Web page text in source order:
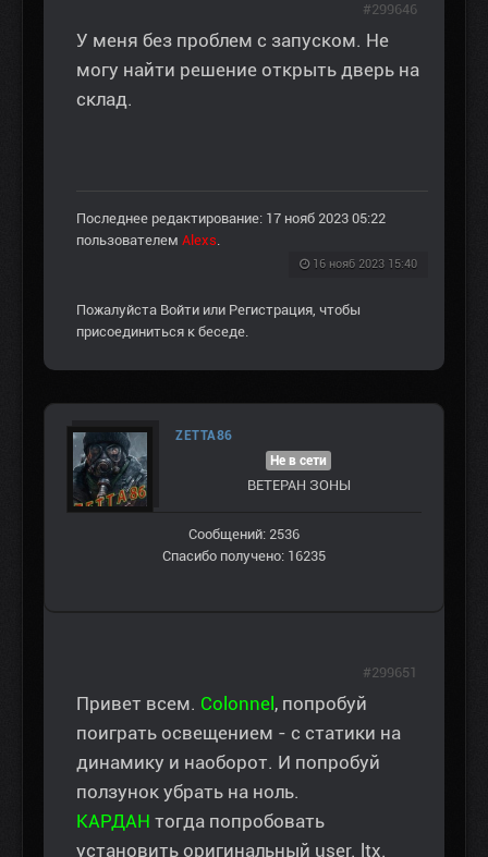
У меня без проблем с запуском. Не
могу найти решение открыть дверь на
склад.
Последнее редактирование: 17 нояб 2023 05:22
пользователем Alexs.
16 нояб 2023 15:40
#299646
Пожалуйста Войти или Регистрация, чтобы
присоединиться к беседе.
ZETTA86
Не в сети
ВЕТЕРАН ЗOНЫ
Сообщений: 2536
Спасибо получено: 16235
Привет всем. Colonnel , попробуй
поиграть освещением - с статики на
динамику и наоборот. И попробуй
ползунок убрать на ноль.
КАРДАН тогда попробовать
установить оригинальный user. ltx.
#299651